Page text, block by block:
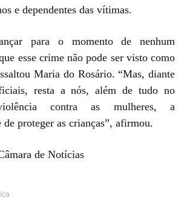
e dependentes das vítimas.
para o momento de nenhum
esse crime não pode ser visto como
Maria do Rosário. “Mas, diante
resta a nós, além de tudo no
contra as mulheres, a
de proteger as crianças”, afirmou.
de Notícias